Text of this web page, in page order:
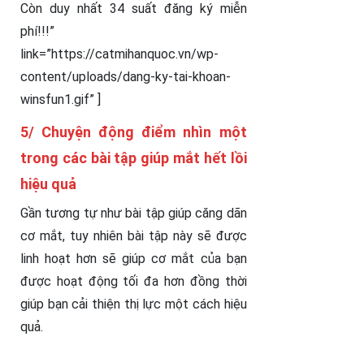
Còn duy nhất 34 suất đăng ký miễn
phí!!!”
link=”https://catmihanquoc.vn/wp-
content/uploads/dang-ky-tai-khoan-
winsfun1.gif” ]
5/ Chuyện động điểm nhìn một
trong các bài tập giúp mắt hết lồi
hiệu quả
Gần tương tự như bài tập giúp căng dãn
cơ mắt, tuy nhiên bài tập này sẽ được
linh hoạt hơn sẽ giúp cơ mắt của bạn
được hoạt động tối đa hơn đồng thời
giúp bạn cải thiện thị lực một cách hiệu
quả.